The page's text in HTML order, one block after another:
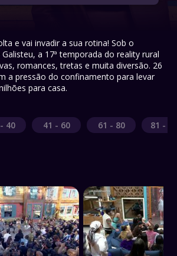
e vai invadir a sua rotina! Sob o
a 17ª temporada do reality rural
romances, tretas e muita diversão. 26
a pressão do confinamento para levar
para casa.
40 41 - 60 61 - 80 81 -